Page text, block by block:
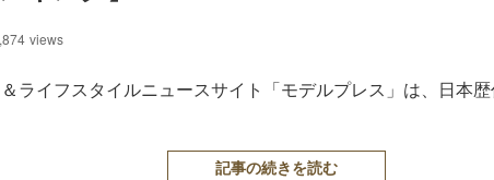
views
ライフスタイルニュースサイト「モデルプレス」は、日本
記事の続きを読む